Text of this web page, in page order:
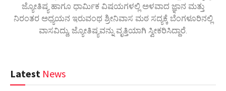
ಜ್ಯೋತಿಷ್ಯ ಹಾಗೂ ಧಾರ್ಮಿಕ ವಿಷಯಗಳಲ್ಲಿ ಅಳವಾದ ಜ್ಞಾನ ಮತ್ತು
ನಿರಂತರ ಅಧ್ಯಯನ ಇರುವಂಥ ಶ್ರೀನಿವಾಸ ಮಠ ಸದ್ಯಕ್ಕೆ ಬೆಂಗಳೂರಿನಲ್ಲಿ
ವಾಸವಿದ್ದು, ಜ್ಯೋತಿಷ್ಯವನ್ನು ವೃತ್ತಿಯಾಗಿ ಸ್ವೀಕರಿಸಿದ್ದಾರೆ.
Latest News